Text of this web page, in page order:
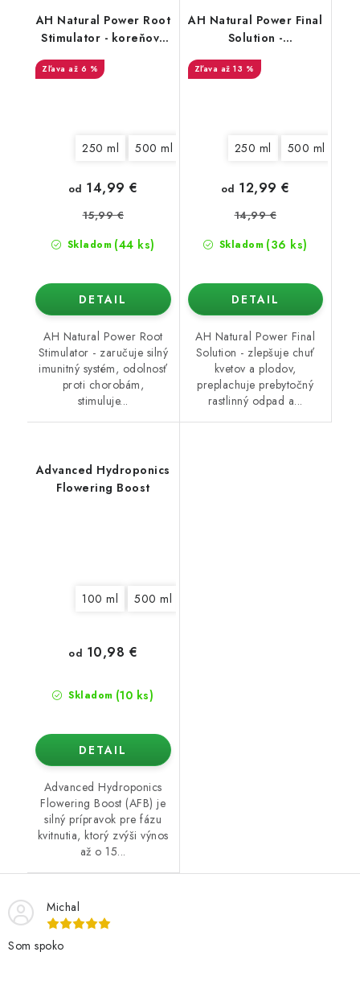
AH Natural Power Root
Stimulator - koreňový
až 6 %
250 ml 500 ml
Skladom (44 ks)
od 14,99 €
15,99 €
DETAIL
AH Natural Power Root
Stimulator - zaručuje silný
imunitný systém, odolnosť
proti chorobám,
stimuluje...
AH Natural Power Final
Solution -
až 13 %
250 ml 500 ml
Skladom (36 ks)
od 12,99 €
14,99 €
DETAIL
AH Natural Power Final
Solution - zlepšuje chuť
kvetov a plodov,
preplachuje prebytočný
rastlinný odpad a...
Advanced Hydroponics
Flowering Boost
100 ml 500 ml
Skladom (10 ks)
od 10,98 €
DETAIL
Advanced Hydroponics
Flowering Boost (AFB) je
silný prípravok pre fázu
kvitnutia, ktorý zvýši výnos
až o 15...
Michal
Som spoko